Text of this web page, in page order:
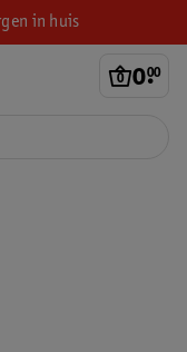
in huis
0.
00